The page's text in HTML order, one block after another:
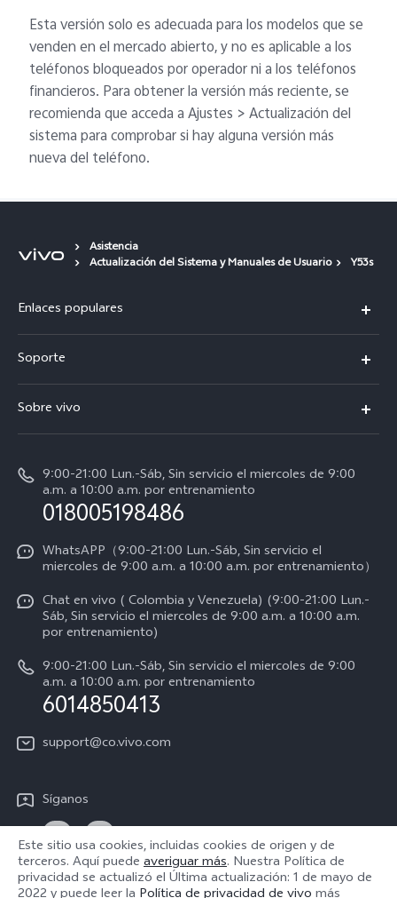
Esta versión solo es adecuada para los modelos que se
venden en el mercado abierto, y no es aplicable a los
teléfonos bloqueados por operador ni a los teléfonos
financieros. Para obtener la versión más reciente, se
recomienda que acceda a Ajustes > Actualización del
sistema para comprobar si hay alguna versión más
nueva del teléfono.
Asistencia
Actualización del Sistema y Manuales de Usuario
Y53s
Enlaces populares
V70
V70 FE
Y11d
Soporte
Centro de servicio
Verificación de IMEI
Consulta el Precio de los Repuestos
Manual de usuario
Servicio de logística
Progreso de la reparación
Sobre vivo
Noticias
Empleos en vivo
Avisos legales
Acerca de nosotros
Sostenibilidad
Centro de privacidad de vivo
Accesibilidad
9:00-21:00 Lun.-Sáb, Sin servicio el miercoles de 9:00
a.m. a 10:00 a.m. por entrenamiento
018005198486
WhatsAPP（9:00-21:00 Lun.-Sáb, Sin servicio el
miercoles de 9:00 a.m. a 10:00 a.m. por entrenamiento）
Chat en vivo ( Colombia y Venezuela) (9:00-21:00 Lun.-
Sáb, Sin servicio el miercoles de 9:00 a.m. a 10:00 a.m.
por entrenamiento)
9:00-21:00 Lun.-Sáb, Sin servicio el miercoles de 9:00
a.m. a 10:00 a.m. por entrenamiento
6014850413
support@co.vivo.com
Síganos
Colombia | Seleccione país/región
Este sitio usa cookies, incluidas cookies de origen y de
terceros. Aquí puede averiguar más. Nuestra Política de
privacidad se actualizó el Última actualización: 1 de mayo de